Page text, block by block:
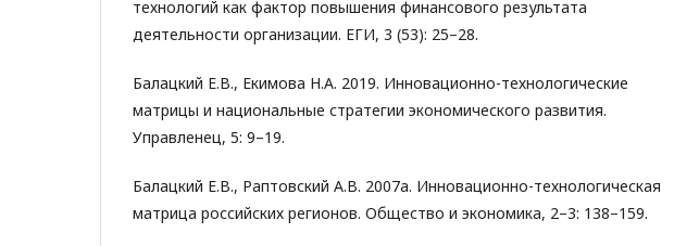
технологий как фактор повышения финансового результата
деятельности организации. ЕГИ, 3 (53): 25–28.
Балацкий Е.В., Екимова Н.А. 2019. Инновационно-технологические
матрицы и национальные стратегии экономического развития.
Управленец, 5: 9–19.
Балацкий Е.В., Раптовский А.В. 2007a. Инновационно-технологическая
матрица российских регионов. Общество и экономика, 2–3: 138–159.